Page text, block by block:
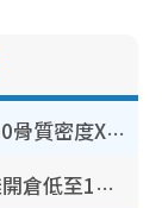
港大推賽馬會強化骨骼計劃！$100骨質密度X光檢查 完成免費運動訓練送超市禮券！附參加資格
開倉優惠 | 尖沙咀海港城名牌波鞋開倉低至1折！On鞋$899起／Joy&Peace鞋履$98起